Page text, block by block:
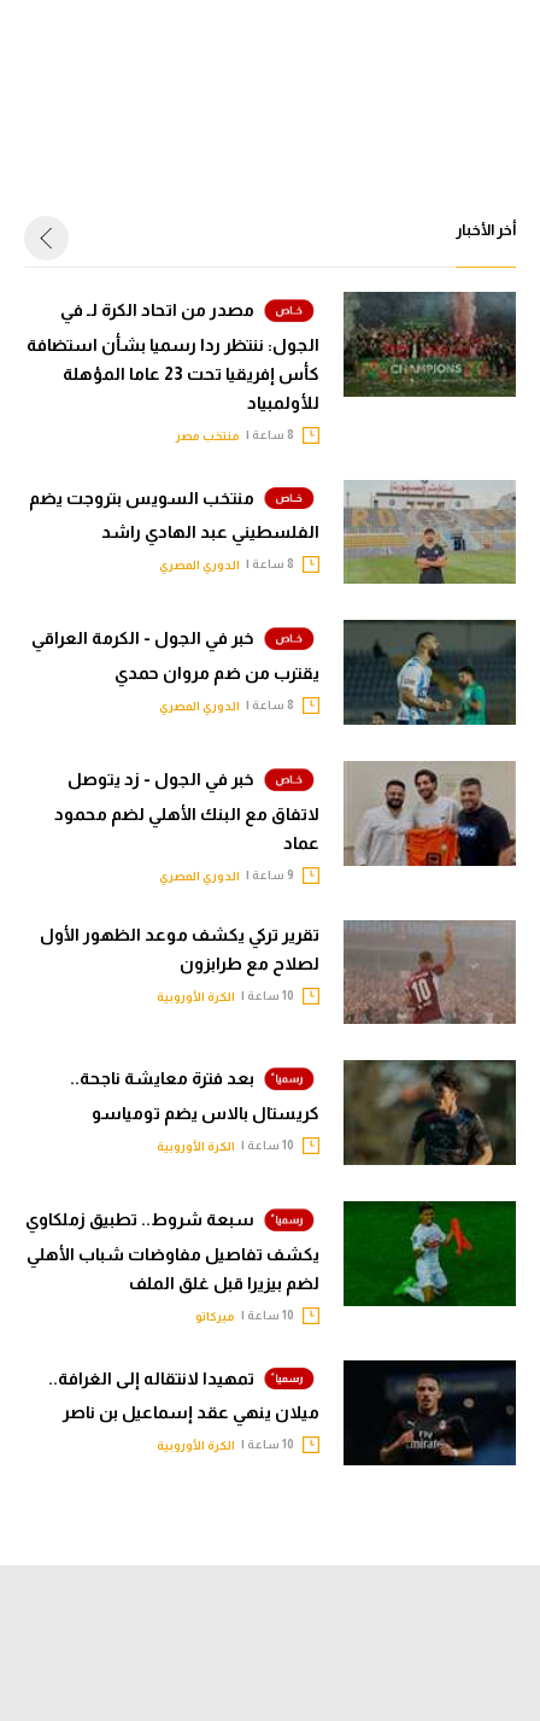
أخر الأخبار
مصدر من اتحاد الكرة لـ في
الجول: ننتظر ردا رسميا بشأن استضافة
كأس إفريقيا تحت 23 عاما المؤهلة
للأولمبياد
منتخب مصر
منتخب السويس بتروجت يضم
الفلسطيني عبد الهادي راشد
الدوري المصري
خبر في الجول - الكرمة العراقي
يقترب من ضم مروان حمدي
الدوري المصري
خبر في الجول - زد يتوصل
لاتفاق مع البنك الأهلي لضم محمود
عماد
الدوري المصري
تقرير تركي يكشف موعد الظهور الأول
لصلاح مع طرابزون
الكرة الأوروبية
بعد فترة معايشة ناجحة..
كريستال بالاس يضم تومياسو
الكرة الأوروبية
سبعة شروط.. تطبيق زملكاوي
يكشف تفاصيل مفاوضات شباب الأهلي
لضم بيزيرا قبل غلق الملف
ميركاتو
تمهيدا لانتقاله إلى الغرافة..
ميلان ينهي عقد إسماعيل بن ناصر
الكرة الأوروبية